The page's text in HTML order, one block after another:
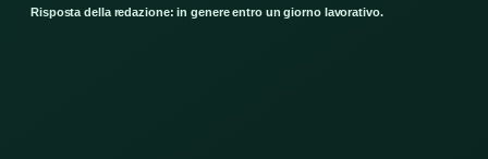
Risposta della redazione: in genere entro un giorno lavorativo.